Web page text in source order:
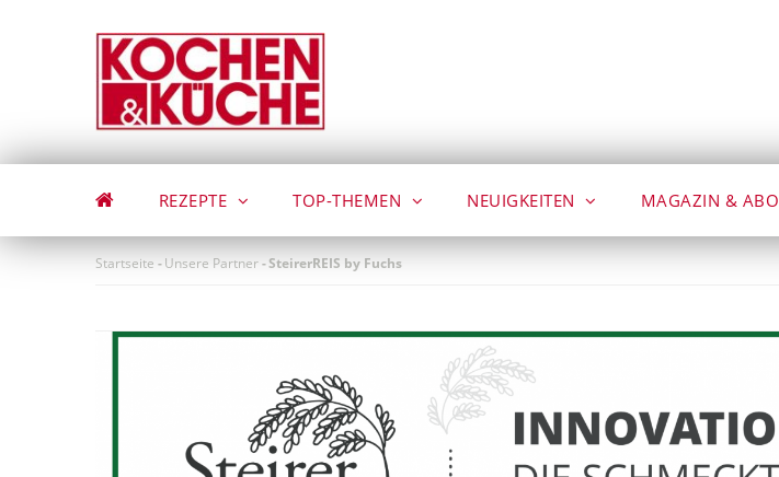
REZEPTE TOP-THEMEN NEUIGKEITEN MAGAZIN & ABO
Startseite -Unsere Partner-SteirerREIS by Fuchs